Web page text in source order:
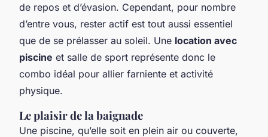
de repos et d’évasion. Cependant, pour nombre
d’entre vous, rester actif est tout aussi essentiel
que de se prélasser au soleil. Une location avec
piscine et salle de sport représente donc le
combo idéal pour allier farniente et activité
physique.
Le plaisir de la baignade
Une piscine, qu’elle soit en plein air ou couverte,